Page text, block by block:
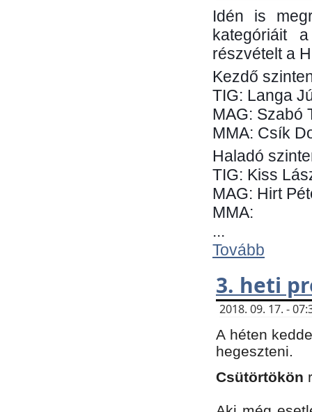
Idén is
kategóriáit
részvételt a
Kezdő
TIG: Langa
MAG: Szabó
MMA: Csík
Haladó
TIG: Kiss
MAG: Hirt
MMA:
...
Tovább
3. heti
2018. 09. 17. -
A héten
hegeszteni.
Csütörtökön